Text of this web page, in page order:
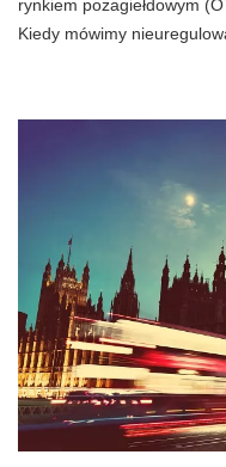
rynkiem pozagiełdowym
Kiedy mówimy